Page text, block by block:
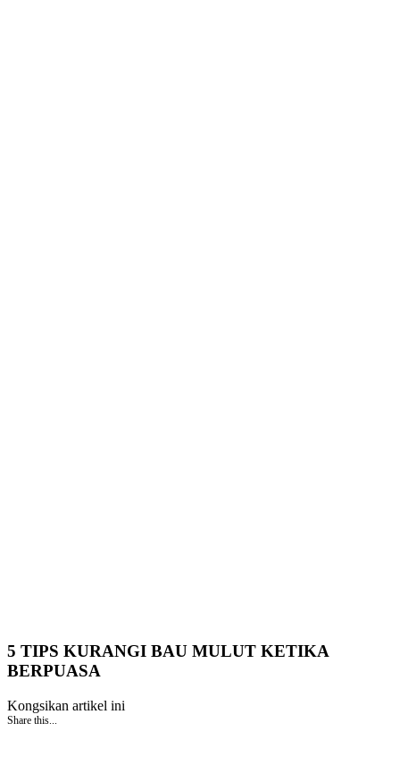
5 TIPS KURANGI BAU MULUT KETIKA
BERPUASA
Kongsikan artikel ini
Share this...